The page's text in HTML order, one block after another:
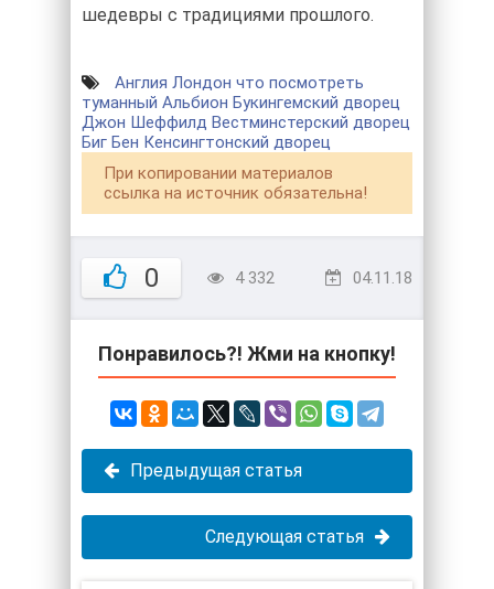
шедевры с традициями прошлого.
Англия Лондон что посмотреть
туманный Альбион Букингемский дворец
Джон Шеффилд Вестминстерский дворец
Биг Бен Кенсингтонский дворец
При копировании материалов
ссылка на источник обязательна!
0 4 332 04.11.18
Понравилось?! Жми на кнопку!
Предыдущая статья
Следующая статья